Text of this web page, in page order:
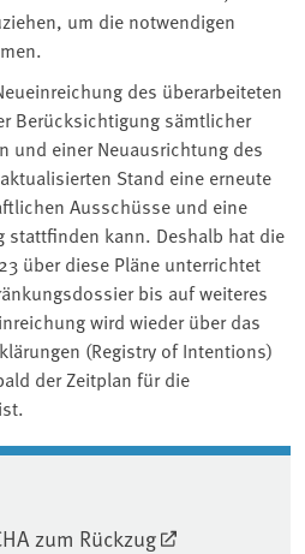
um die notwendigen
des überarbeiteten
Berücksichtigung sämtlicher
und einer Neuausrichtung des
Stand eine erneute
Ausschüsse und eine
stattfinden kann. Deshalb hat die
über diese Pläne unterrichtet
bis auf weiteres
wird wieder über das
(Registry of Intentions)
der Zeitplan für die
zum Rückzug